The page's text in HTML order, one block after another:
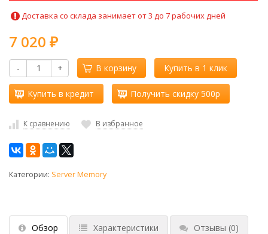
Доставка со склада занимает от 3 до 7 рабочих дней
7 020 ₽
- + В корзину Купить в 1 клик
Купить в кредит Получить скидку 500р
К сравнению В избранное
Категории: Server Memory
Обзор Характеристики Отзывы (0)